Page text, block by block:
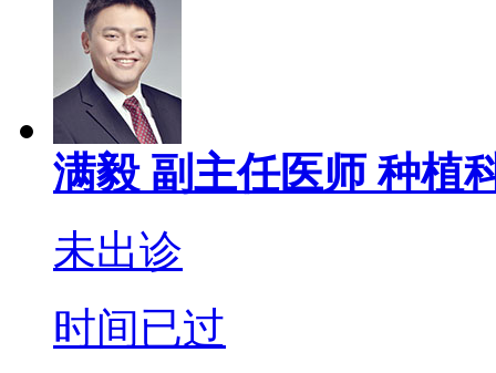
满毅 副主任医师种植
未出诊
时间已过